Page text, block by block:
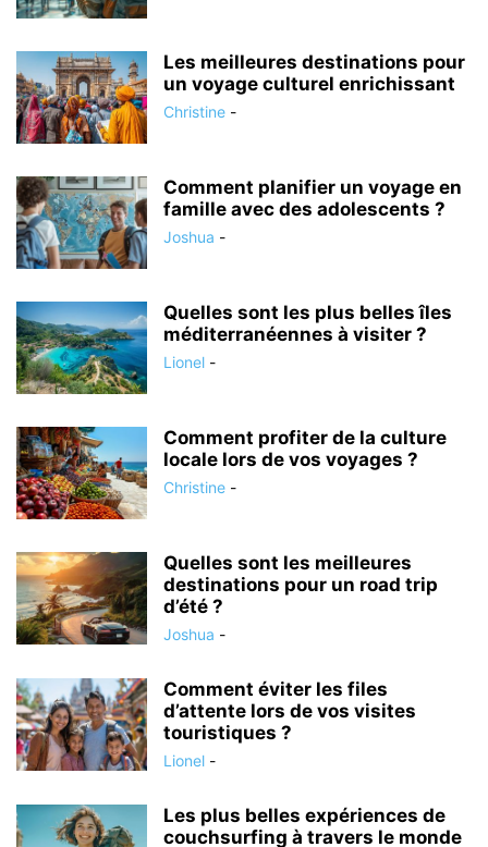
Les meilleures destinations pour
un voyage culturel enrichissant
Christine -
Comment planifier un voyage en
famille avec des adolescents ?
Joshua -
Quelles sont les plus belles îles
méditerranéennes à visiter ?
Lionel -
Comment profiter de la culture
locale lors de vos voyages ?
Christine -
Quelles sont les meilleures
destinations pour un road trip
d’été ?
Joshua -
Comment éviter les files
d’attente lors de vos visites
touristiques ?
Lionel -
Les plus belles expériences de
couchsurfing à travers le monde